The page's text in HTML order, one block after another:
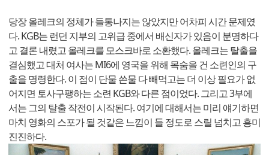
당장 올레크의 정체가 들통나지는 않았지만 어차피 시간 문제였
다. KGB는 런던 지부의 고위급 중에서 배신자가 있음이 분명하다
고 결론 내렸고 올레크를 모스크바로 소환했다. 올레크는 탈출을
결심했고 대처 여사는 MI6에 영국을 위해 목숨을 건 소련인의 구
출을 명령한다. 이 점이 단물 쓴물 다 빼먹고는 더 이상 필요가 없
어지면 토사구팽하는 소련 KGB와 다른 점이었다. 그리고 3부에
서는 그의 탈출 작전이 시작된다. 여기에 대해서는 미리 얘기하면
마치 영화의 스포가 될 것같은 느낌이 들 정도로 스릴 넘치고 흥미
진진하다.